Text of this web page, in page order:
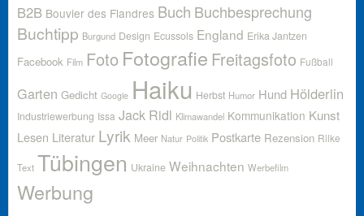
B2B Bouvier des Flandres Buch Buchbesprechung
Buchtipp Burgund Design Ecussols England Erika Jantzen
Facebook Film Foto Fotografie Freitagsfoto Fußball
Garten Gedicht Google Haiku Herbst Humor Hund Hölderlin
Industriewerbung Issa Jack Ridl Klimawandel Kommunikation Kunst
Lesen Literatur Lyrik Meer Natur Politik Postkarte Rezension Rilke
Text Tübingen Ukraine Weihnachten Werbefilm
Werbung